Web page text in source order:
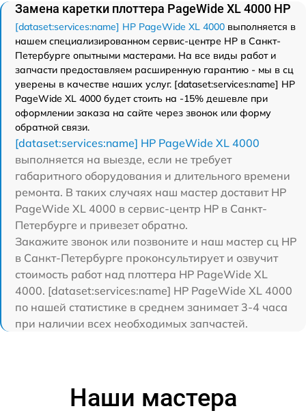
Замена каретки плоттера PageWide XL 4000 HP
[dataset:services:name] HP PageWide XL 4000 выполняется в
нашем специализированном сервис-центре HP в Санкт-
Петербурге опытными мастерами. На все виды работ и
запчасти предоставляем расширенную гарантию - мы в сц
уверены в качестве наших услуг. [dataset:services:name] HP
PageWide XL 4000 будет стоить на -15% дешевле при
оформлении заказа на сайте через звонок или форму
обратной связи.
[dataset:services:name] HP PageWide XL 4000
выполняется на выезде, если не требует
габаритного оборудования и длительного времени
ремонта. В таких случаях наш мастер доставит HP
PageWide XL 4000 в сервис-центр HP в Санкт-
Петербурге и привезет обратно.
Закажите звонок или позвоните и наш мастер сц HP
в Санкт-Петербурге проконсультирует и озвучит
стоимость работ над плоттера HP PageWide XL
4000. [dataset:services:name] HP PageWide XL 4000
по нашей статистике в среднем занимает 3-4 часа
при наличии всех необходимых запчастей.
Наши мастера